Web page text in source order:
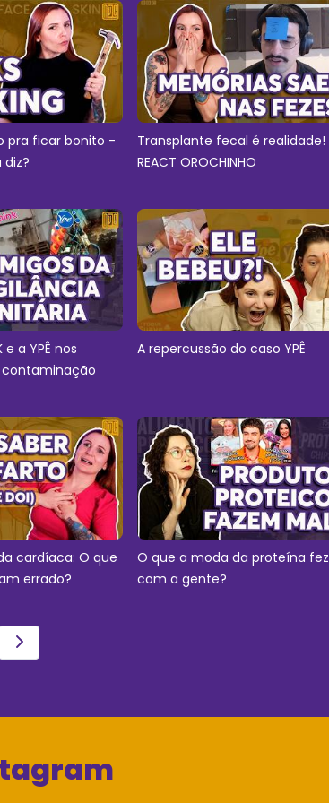
pra ficar bonito -
Transplante fecal é realidade!
REACT OROCHINHO
e a YPÊ nos
A repercussão do caso YPÊ
cardíaca: O que
errado?
O que a moda da proteína fez
com a gente?